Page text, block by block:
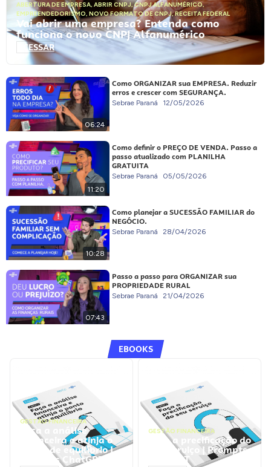
ABERTURA DE EMPRESA, ABRIR CNPJ,CNPJ ALFANUMÉRICO,
EMPREENDEDORISMO, NOVO FORMATO DE CNPJ,RECEITA FEDERAL
Vai abrir uma empresa? Entenda como
funciona o novo CNPJ Alfanumérico
ACESSAR
06:24
Como ORGANIZAR sua EMPRESA. Reduzir
erros e crescer com SEGURANÇA.
Sebrae Paraná 12/05/2026
11:20
Como definir o PREÇO DE VENDA. Passo a
passo atualizado com PLANILHA
GRATUITA
Sebrae Paraná 05/05/2026
10:28
Como planejar a SUCESSÃO FAMILIAR do
NEGÓCIO.
Sebrae Paraná 28/04/2026
07:43
Passo a passo para ORGANIZAR sua
PROPRIEDADE RURAL
Sebrae Paraná 21/04/2026
EBOOKS
GESTÃO FINANCEIRA
Faça a análise
financeira e atinja o
ponto de equilíbrio |
Prompts ChatGPT
GESTÃO FINANCEIRA
Faça a precificação do
seu serviço | Prompts
ChatGPT